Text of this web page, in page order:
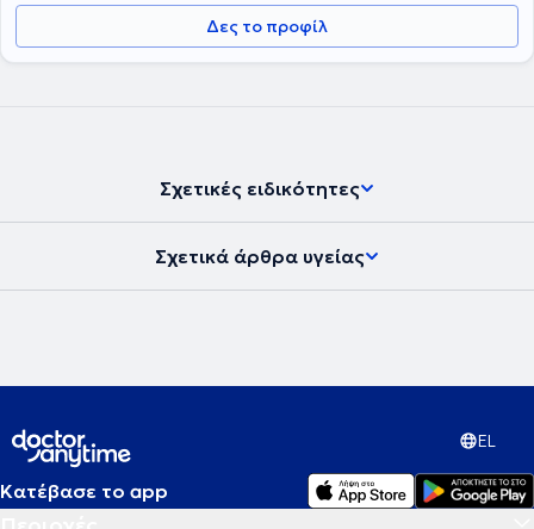
Δες το προφίλ
Σχετικές ειδικότητες
Σχετικά άρθρα υγείας
EL
Κατέβασε το app